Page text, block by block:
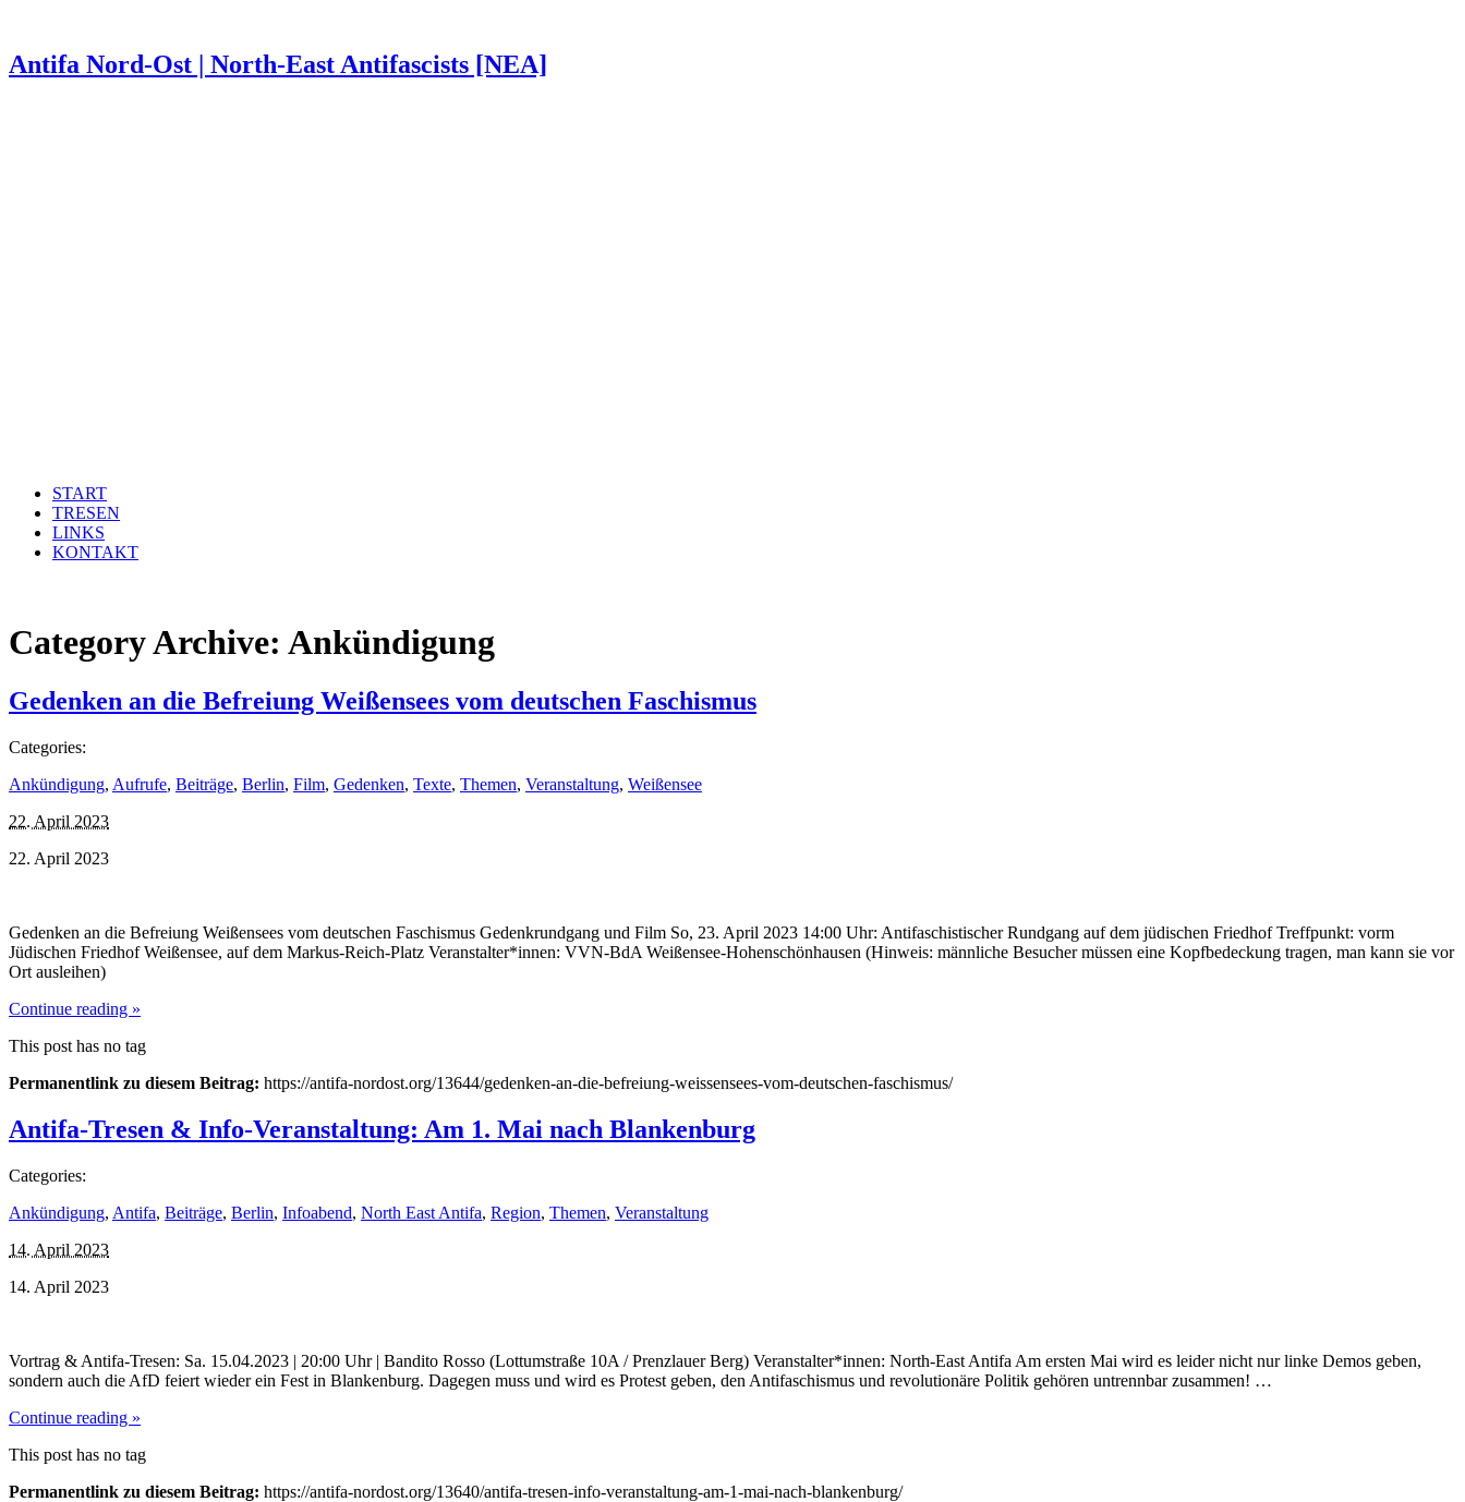
Antifa Nord-Ost | North-East Antifascists [NEA]
START
TRESEN
LINKS
KONTAKT
Category Archive: Ankündigung
Gedenken an die Befreiung Weißensees vom deutschen Faschismus
Categories:
Ankündigung, Aufrufe, Beiträge, Berlin, Film, Gedenken, Texte, Themen, Veranstaltung, Weißensee
22. April 2023
22. April 2023
Gedenken an die Befreiung Weißensees vom deutschen Faschismus Gedenkrundgang und Film So, 23. April 2023 14:00 Uhr: Antifaschistischer Rundgang auf dem jüdischen Friedhof Treffpunkt: vorm
Jüdischen Friedhof Weißensee, auf dem Markus-Reich-Platz Veranstalter*innen: VVN-BdA Weißensee-Hohenschönhausen (Hinweis: männliche Besucher müssen eine Kopfbedeckung tragen, man kann sie vor
Ort ausleihen)
Continue reading »
This post has no tag
Permanentlink zu diesem Beitrag: https://antifa-nordost.org/13644/gedenken-an-die-befreiung-weissensees-vom-deutschen-faschismus/
Antifa-Tresen & Info-Veranstaltung: Am 1. Mai nach Blankenburg
Categories:
Ankündigung, Antifa, Beiträge, Berlin, Infoabend, North East Antifa, Region, Themen, Veranstaltung
14. April 2023
14. April 2023
Vortrag & Antifa-Tresen: Sa. 15.04.2023 | 20:00 Uhr | Bandito Rosso (Lottumstraße 10A / Prenzlauer Berg) Veranstalter*innen: North-East Antifa Am ersten Mai wird es leider nicht nur linke Demos geben,
sondern auch die AfD feiert wieder ein Fest in Blankenburg. Dagegen muss und wird es Protest geben, den Antifaschismus und revolutionäre Politik gehören untrennbar zusammen! …
Continue reading »
This post has no tag
Permanentlink zu diesem Beitrag: https://antifa-nordost.org/13640/antifa-tresen-info-veranstaltung-am-1-mai-nach-blankenburg/